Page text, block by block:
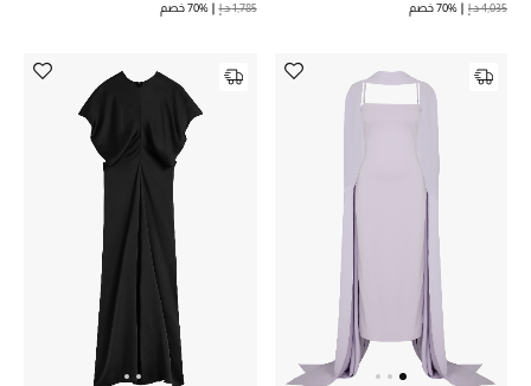
أحذية النسائية
الأحذية الرجالية
أحذية للأطفال
4,035 د.إ 70% خصم 1,785 د.إ 70% خصم